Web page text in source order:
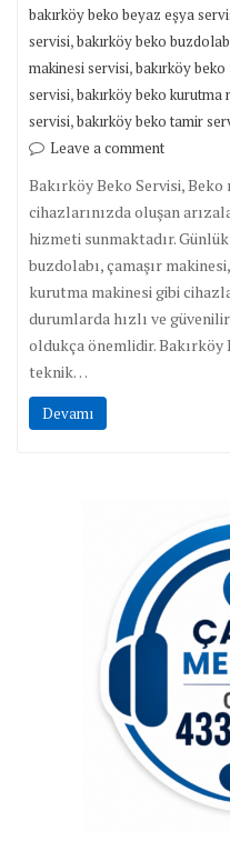
bakırköy beko beyaz eşya
servisi,bakırköy beko
makinesi servisi,bakırköy beko
servisi,bakırköy beko kurutma
servisi,bakırköy beko tamir
Leave a comment
Bakırköy Beko Servisi,
cihazlarınızda oluşan
hizmeti sunmaktadır.
buzdolabı, çamaşır
kurutma makinesi gibi
durumlarda hızlı ve
oldukça önemlidir.
teknik…
Devamı